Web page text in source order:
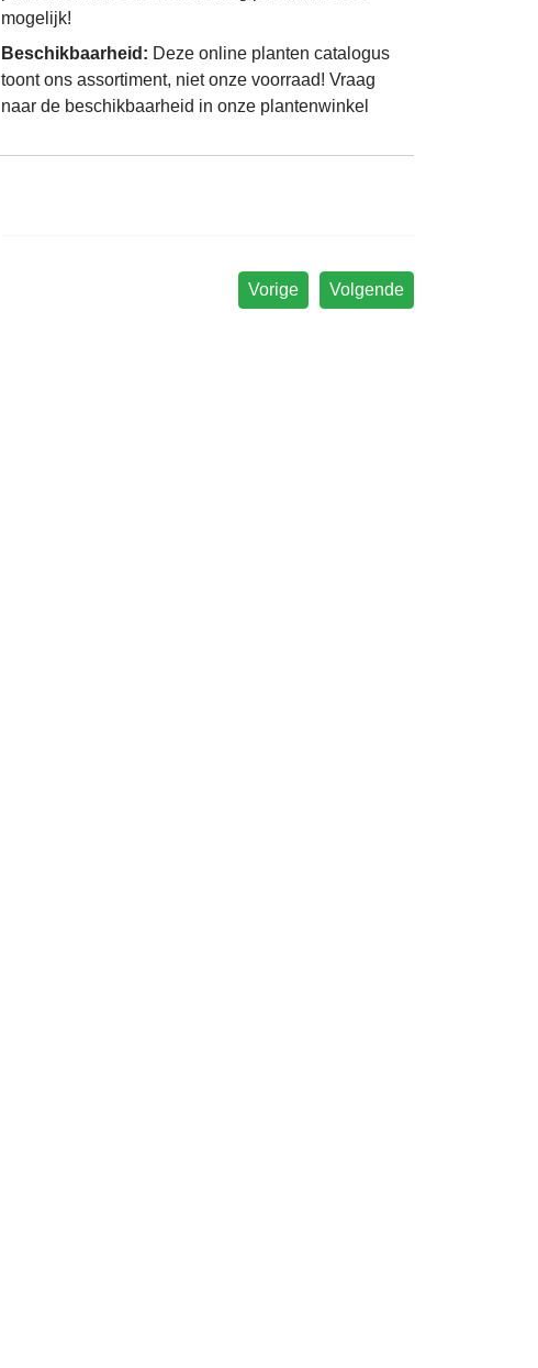
mogelijk!
Beschikbaarheid: Deze online planten catalogus
toont ons assortiment, niet onze voorraad! Vraag
naar de beschikbaarheid in onze plantenwinkel
Volgende
Vorige